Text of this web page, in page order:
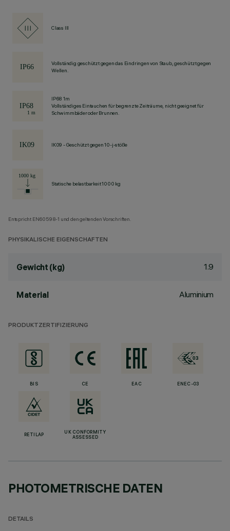
Class III
Vollständig geschützt gegen das Eindringen von Staub, geschützt gegen
Wellen.
IP68 1m
Vollständiges Eintauchen für begrenzte Zeiträume, nicht geeignet für
Schwimmbäder oder Brunnen.
IK09 - Geschützt gegen 10-j-stöße
Statische belastbarkeit 1000 kg
Entspricht EN60598-1 und den geltenden Vorschriften.
PHYSIKALISCHE EIGENSCHAFTEN
Gewicht (kg) 1.9
Material Aluminium
PRODUKTZERTIFIZIERUNG
BIS CE EAC ENEC-03
RETILAP
UK CONFORMITY
ASSESSED
PHOTOMETRISCHE DATEN
DETAILS